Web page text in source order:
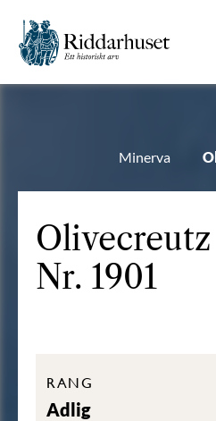
Minerva
Nr. 1901
RANG
Adlig